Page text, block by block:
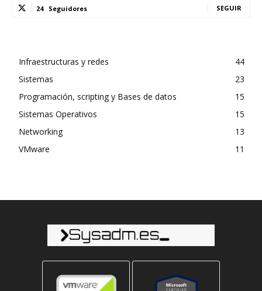
24 Seguidores SEGUIR
Infraestructuras y redes
44
Sistemas
23
Programación, scripting y Bases de datos
15
Sistemas Operativos
15
Networking
13
VMware
11